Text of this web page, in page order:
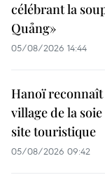
célébrant la
Quảng»
05/08/2026 14:44
Hanoï
village de la
site touristique
05/08/2026 09:42